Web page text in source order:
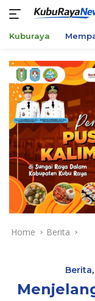
content
Kuburaya
Home Berita
Berita,